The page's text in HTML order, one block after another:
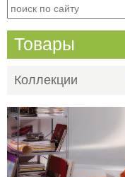
Товары
Коллекции